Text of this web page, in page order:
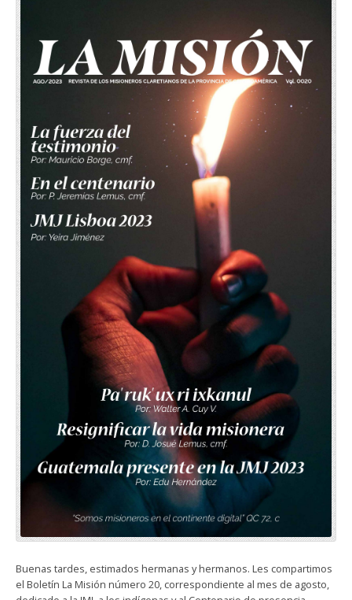
Buenas tardes, estimados hermanas y hermanos. Les compartimos
el Boletín La Misión número 20, correspondiente al mes de agosto,